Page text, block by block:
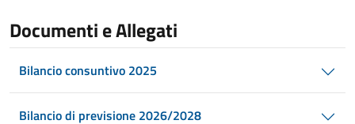
Documenti e Allegati
Bilancio consuntivo 2025
Bilancio di previsione 2026/2028